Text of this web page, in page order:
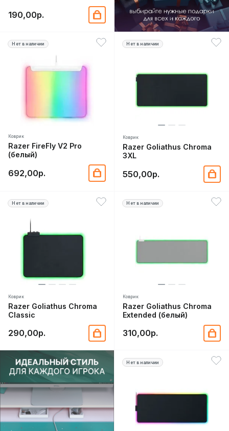
190,00р.
Нет в наличии
Коврик
Razer FireFly V2 Pro
(белый)
692,00р.
Нет в наличии
Коврик
Razer Goliathus Chroma
3XL
550,00р.
Нет в наличии
Коврик
Razer Goliathus Chroma
Classic
290,00р.
Нет в наличии
Коврик
Razer Goliathus Chroma
Extended (белый)
310,00р.
Нет в наличии